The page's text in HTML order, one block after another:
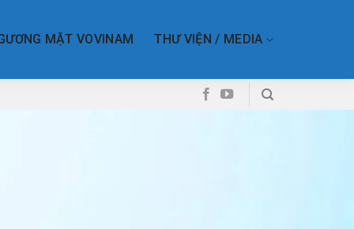
MẶT VOVINAM THƯ VIỆN / MEDIA